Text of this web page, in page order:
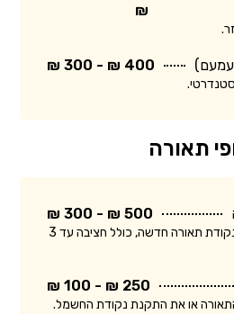
₪
400 ₪ - 300 ₪
תאורה
500 ₪ - 300 ₪
המחיר מתייחס להתקנת נקודת תאורה חדשה, כולל חציבה עד 3
250 ₪ - 100 ₪
התאורה או את התקנת נקודת החשמל.